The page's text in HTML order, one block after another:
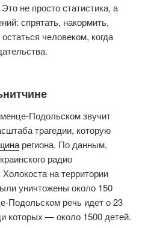
не просто статистика, а
спрятать, накормить,
человеком, когда
Подольском звучит
трагедии, которую
региона. По данным,
радио
на территории
уничтожены около 150
Подольском речь идет о 23
которых — около 1500 детей.